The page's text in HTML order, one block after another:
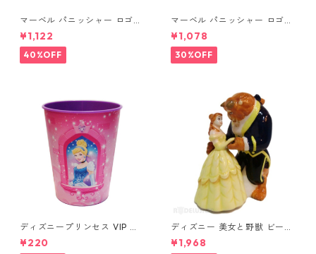
マーベル パニッシャー ロゴス
タッドピアス ブラック MARV
EL
¥1,122
40%OFF
マーベル パニッシャー ロゴス
タッドピアス シルバー MARV
EL
¥1,078
30%OFF
ディズニープリンセス VIP パ
ーティーカップ コップ DISNE
Y
¥220
ディズニー 美女と野獣 ビース
ト&ベル ソルト&ペッパー DIS
NEY
¥1,968